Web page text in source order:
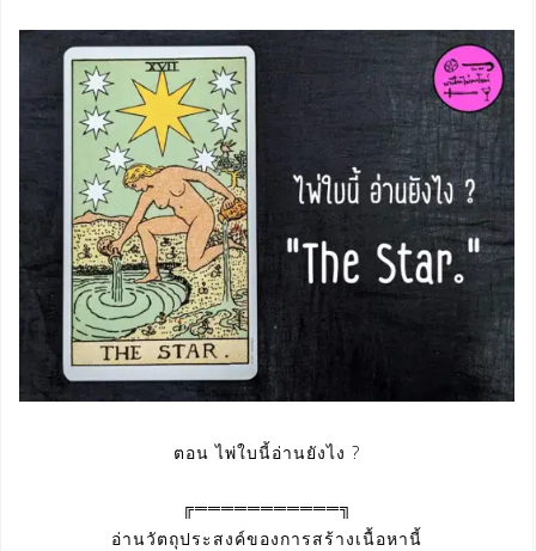
ตอน ไพ่ใบนี้อ่านยังไง ?
╔═══════════╗
อ่านวัตถุประสงค์ของการสร้างเนื้อหานี้